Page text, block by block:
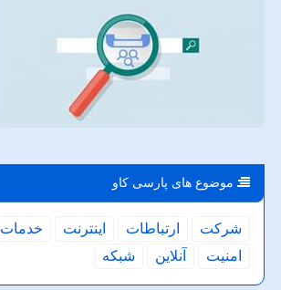
موضوع های پارسی كاو
شركت ارتباطات اینترنت خدمات
امنیت
آنلاین شبكه